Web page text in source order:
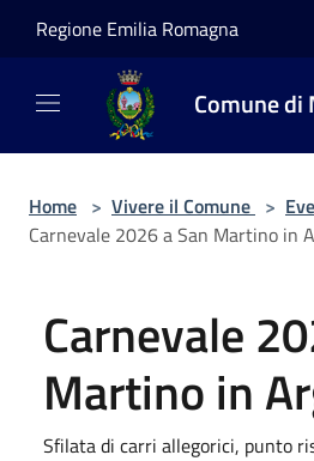
Regione Emilia Romagna
Comune
Home > Vivere il Comune >
Carnevale 2026 a San Martino in
Carnevale
Martino in
Sfilata di carri allegorici, punto